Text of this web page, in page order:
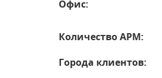
Офис:
Количество АРМ:
Города клиентов: